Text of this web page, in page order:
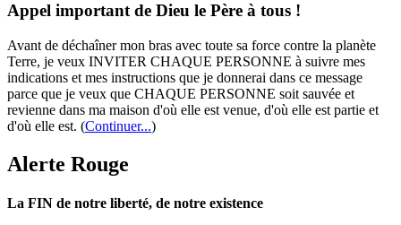
Appel important de Dieu le Père à tous !
Avant de déchaîner mon bras avec toute sa force contre la planète
Terre, je veux INVITER CHAQUE PERSONNE à suivre mes
indications et mes instructions que je donnerai dans ce message
parce que je veux que CHAQUE PERSONNE soit sauvée et
revienne dans ma maison d'où elle est venue, d'où elle est partie et
d'où elle est. (Continuer...)
Alerte Rouge
La FIN de notre liberté, de notre existence